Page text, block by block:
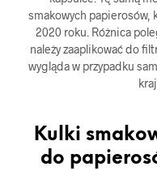
smakowych papierosów,
2020 roku. Różnica
należy zaaplikować do
wygląda w przypadku
Kulki
do